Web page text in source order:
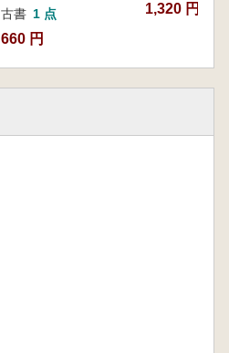
古書 1 点
660 円
1,320 円~